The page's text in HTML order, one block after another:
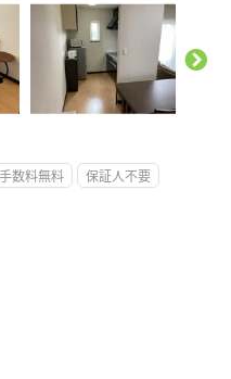
手数料無料
保証人不要